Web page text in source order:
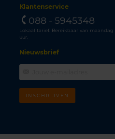
Klantenservice
088 - 5945348
Lokaal tarief. Bereikbaar van maandag
uur.
Nieuwsbrief
INSCHRIJVEN